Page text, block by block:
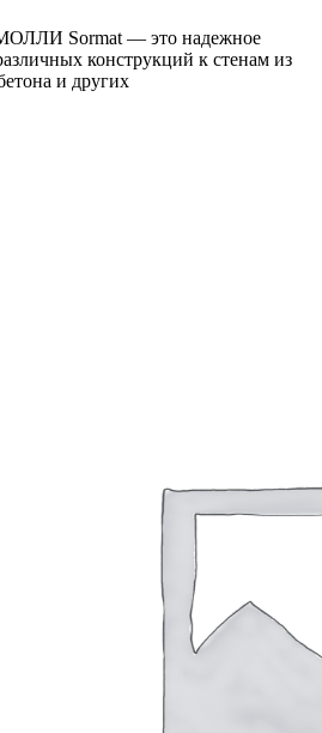
Sormat — это надежное
конструкций к стенам из
и других